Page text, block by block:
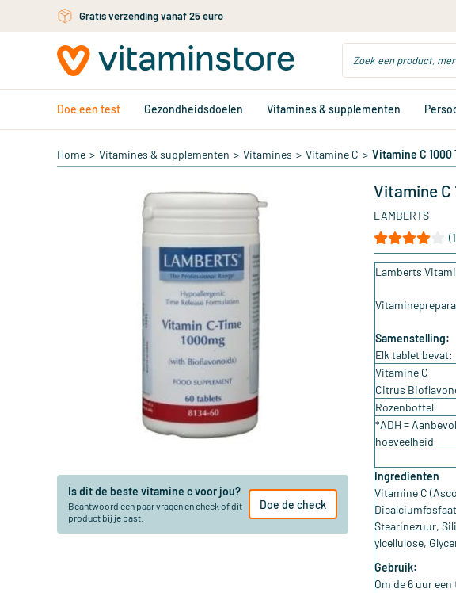
Ga naar de hoofdinhoud
Doe een test Gezondheidsdoelen Vitamines & supplementen
Home > Vitamines & supplementen > Vitamines > Vitamine C > Vitamine C
Is dit de beste vitamine c voor jou?
Beantwoord een paar vragen en check of dit
product bij je past.
Doe de check
Vitamine C
LAMBERTS
Lamberts
Samenstelling:
Elk tablet bevat:
Vitamine C
Citrus
Rozenbottel
*ADH =
hoeveelheid
Ingredienten
Vitamine C
Stearinezuur,
ylcellulose,
Gebruik:
Om de 6 uur